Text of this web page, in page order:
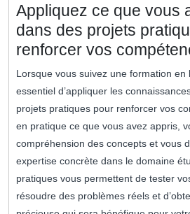
Appliquez ce que vous
dans des projets
renforcer vos
Lorsque vous suivez une formation en
essentiel d’appliquer les
projets pratiques pour renforcer vos
en pratique ce que vous avez appris,
compréhension des concepts et vous
expertise concrète dans le domaine
pratiques vous permettent de tester
résoudre des problèmes réels et